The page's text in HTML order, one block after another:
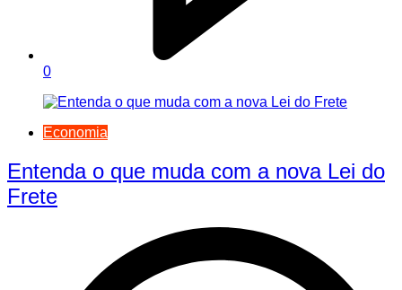
0
Economia
Entenda o que muda com a nova Lei do
Frete